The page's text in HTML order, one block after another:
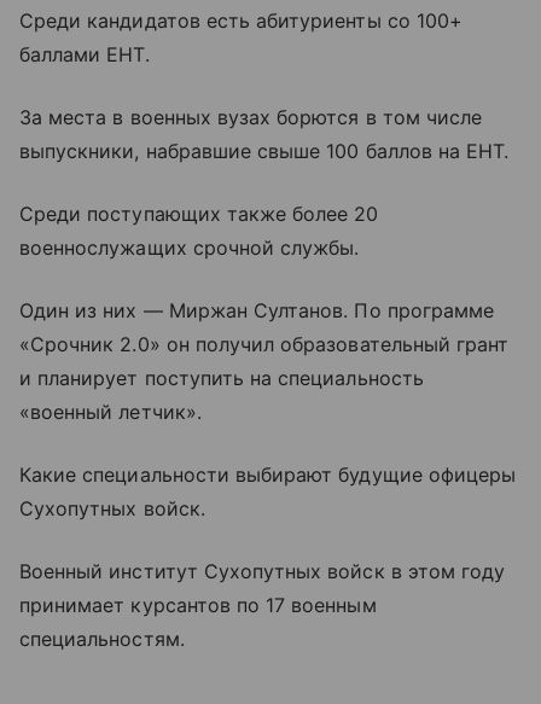
Среди кандидатов есть абитуриенты со 100+
баллами ЕНТ.
За места в военных вузах борются в том числе
выпускники, набравшие свыше 100 баллов на ЕНТ.
Среди поступающих также более 20
военнослужащих срочной службы.
Один из них — Миржан Султанов. По программе
«Срочник 2.0» он получил образовательный грант
и планирует поступить на специальность
«военный летчик».
Какие специальности выбирают будущие офицеры
Сухопутных войск.
Военный институт Сухопутных войск в этом году
принимает курсантов по 17 военным
специальностям.